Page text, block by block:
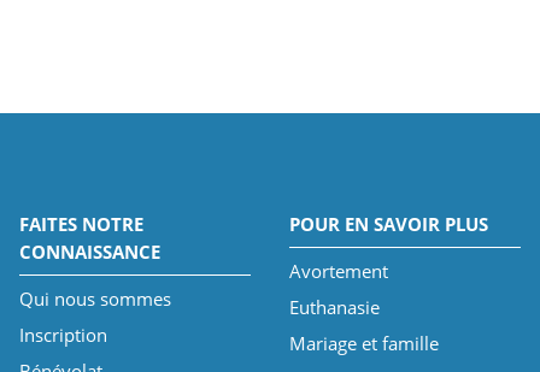
FAITES NOTRE
CONNAISSANCE
Qui nous sommes
Inscription
POUR EN SAVOIR PLUS
Avortement
Euthanasie
Mariage et famille